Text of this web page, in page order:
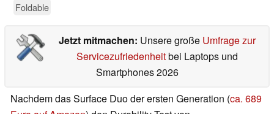
Foldable
Jetzt mitmachen: Unsere große Umfrage zur
Servicezufriedenheitbei Laptops und
Smartphones 2026
Nachdem das Surface Duo der ersten Generation (ca. 689